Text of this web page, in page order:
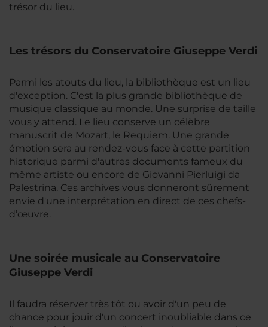
trésor du lieu.
Les trésors du Conservatoire Giuseppe Verdi
Parmi les atouts du lieu, la bibliothèque est un lieu
d'exception. C'est la plus grande bibliothèque de
musique classique au monde. Une surprise de taille
vous y attend. Le lieu conserve un célèbre
manuscrit de Mozart, le Requiem. Une grande
émotion sera au rendez-vous face à cette partition
historique parmi d'autres documents fameux du
même artiste ou encore de Giovanni Pierluigi da
Palestrina. Ces archives vous donneront sûrement
envie d'une interprétation en direct de ces chefs-
d’œuvre.
Une soirée musicale au Conservatoire
Giuseppe Verdi
Il faudra réserver très tôt ou avoir d'un peu de
chance pour jouir d'un concert inoubliable dans ce